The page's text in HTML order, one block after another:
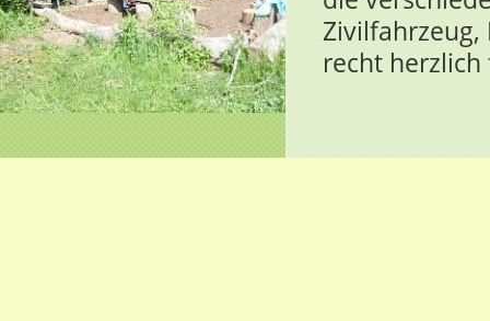
Zivilfahrzeug,
recht